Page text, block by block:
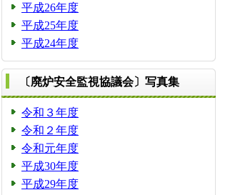
平成26年度
平成25年度
平成24年度
〔廃炉安全監視協議会〕写真集
令和３年度
令和２年度
令和元年度
平成30年度
平成29年度